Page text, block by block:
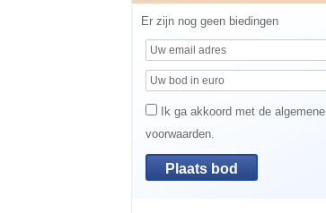
Er zijn nog geen biedingen
Ik ga akkoord met de algemene
voorwaarden.